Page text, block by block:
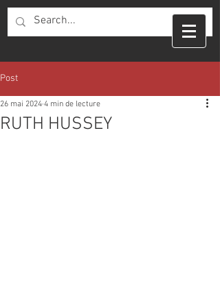
Post
RUTH HUSSEY
26 mai 2024 4 min de lecture